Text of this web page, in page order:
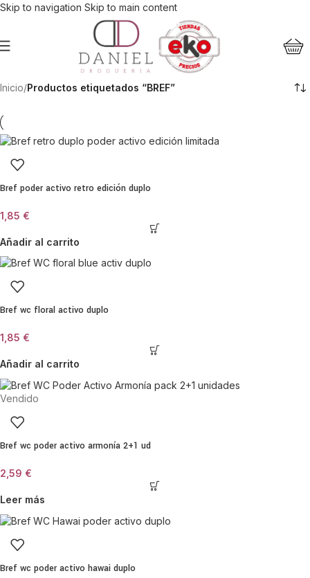
Skip to navigation Skip to main content
Inicio/Productos etiquetados “BREF”
Bref poder activo retro edición duplo
1,85 €
Añadir al carrito
Bref wc floral activo duplo
1,85 €
Añadir al carrito
Vendido
Bref wc poder activo armonía 2+1 ud
2,59 €
Leer más
Bref wc poder activo hawai duplo